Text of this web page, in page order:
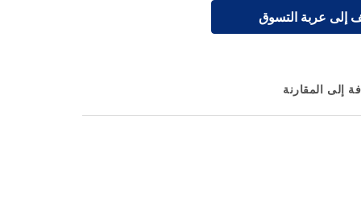
إلى عربة التسوق
إلى المقارنة